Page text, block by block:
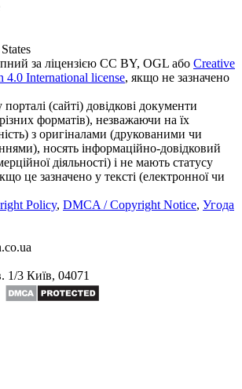
за ліцензією CC BY, OGL або Creative
4.0 International license, якщо не зазначено
(сайті) довідкові документи
форматів), незважаючи на їх
з оригіналами (друкованими чи
носять інформаційно-довідковий
діяльності) і не мають статусу
це зазначено у тексті (електронної чи
Policy, DMCA / Copyright Notice, Угода
1/3 Київ, 04071